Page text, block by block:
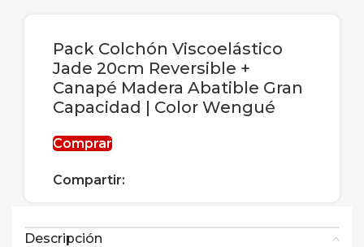
Pack Colchón Viscoelástico
Jade 20cm Reversible +
Canapé Madera Abatible Gran
Capacidad | Color Wengué
Comprar
Compartir:
Descripción